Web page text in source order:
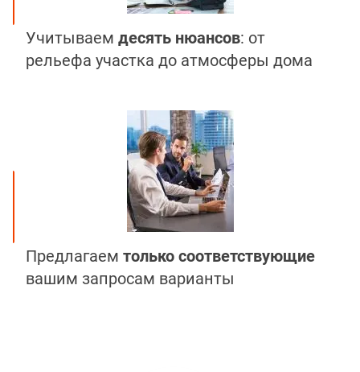
Учитываем десять нюансов: от
рельефа участка до атмосферы дома
Предлагаем только соответствующие
вашим запросам варианты